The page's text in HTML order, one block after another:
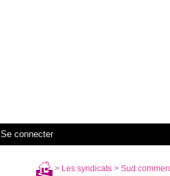
Se connecter
> Les syndicats> Sud